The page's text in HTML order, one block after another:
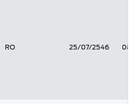
RO 25/07/2546